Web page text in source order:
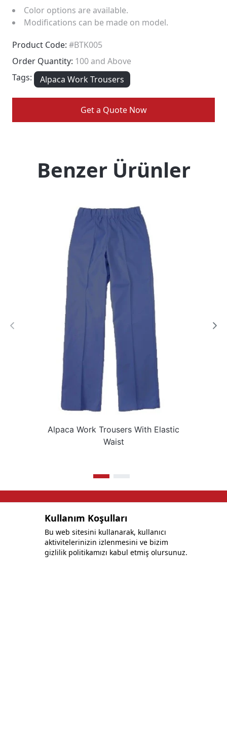
Kullanım Koşulları
Bu web sitesini kullanarak, kullanıcı
aktivitelerinizin izlenmesini ve bizim
gizlilik politikamızı kabul etmiş olursunuz.
Color options are available.
Modifications can be made on model.
Product Code: #BTK005
Order Quantity: 100 and Above
Tags:
Alpaca Work Trousers
Get a Quote Now
Benzer Ürünler
Alpaca Work Trousers With Elastic
Waist
Bonafida Tekstil Yazılım İç Ve Dış Tic. Ltd. Şti.